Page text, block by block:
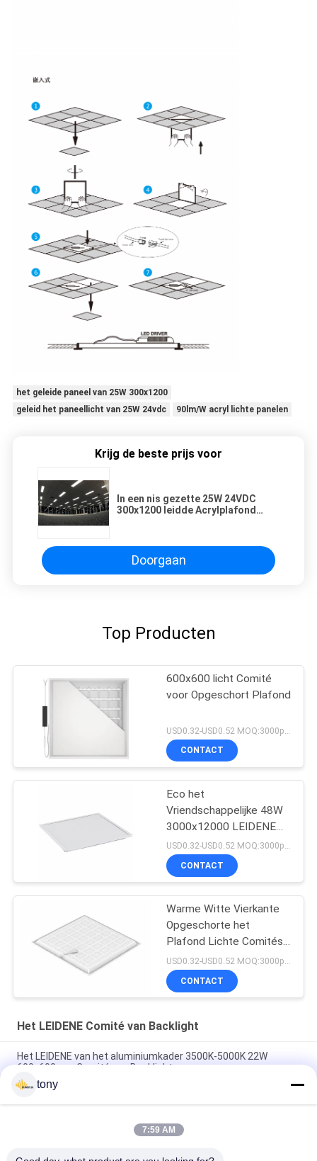
het geleide paneel van 25W 300x1200
geleid het paneellicht van 25W 24vdc
90lm/W acryl lichte panelen
Krijg de beste prijs voor
In een nis gezette 25W 24VDC
300x1200 leidde Acrylplafond
Doorgaan
Top Producten
600x600 licht Comité
voor Opgeschort Plafond
CONTACT
Eco het
Vriendschappelijke 48W
3000x12000 LEIDENE
Comité van Backlight
zonder het Vergelen
USD0.32-USD0.52 MOQ:3000pcs
CONTACT
Warme Witte Vierkante
Opgeschorte het
Plafond Lichte Comités
van 40W 85lm/W
USD0.32-USD0.52 MOQ:3000pcs
CONTACT
Het LEIDENE Comité van Backlight
Het LEIDENE van het aluminiumkader 3500K-5000K 22W
600x600mm Comité van Backlight
SMD2835 Comité van Backlight
110lm/W Dimmable 600x1200mm Geleid Vlak Comité Licht
tony
7:59 AM